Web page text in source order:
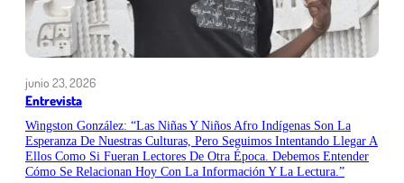
y
negocian
sus
propios
proyectos.
ilustración
aún
no
se
reconoce
junio 23, 2026
Entrevista
Wingston González: “Las Niñas Y Niños Afro Indígenas Son La
Esperanza De Nuestras Culturas, Pero Seguimos Intentando Llegar A
Ellos Como Si Fueran Lectores De Otra Época. Debemos Entender
Cómo Se Relacionan Hoy Con La Información Y La Lectura.”